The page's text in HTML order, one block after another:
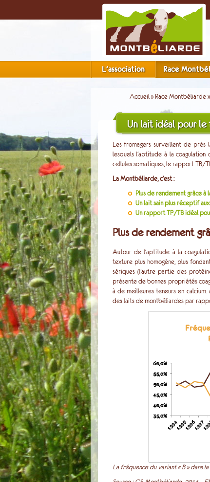
L'association Race
Accueil» Race Montbéliarde»
Un lait idéal pour le
Les fromagers surveillent de
lesquels l’aptitude à la
cellules somatiques, le rapport TB/
La Montbéliarde, c’est :
Plus de rendement grâce à
Un lait sain plus réceptif
Un rapport TP/TB idéal
Plus de rendement
Autour de l’aptitude à la
texture plus homogène, plus
sériques (l’autre partie des
présente de bonnes propriétés
à de meilleures teneurs en
des laits de montbéliardes par
La fréquence du variant « B » dans